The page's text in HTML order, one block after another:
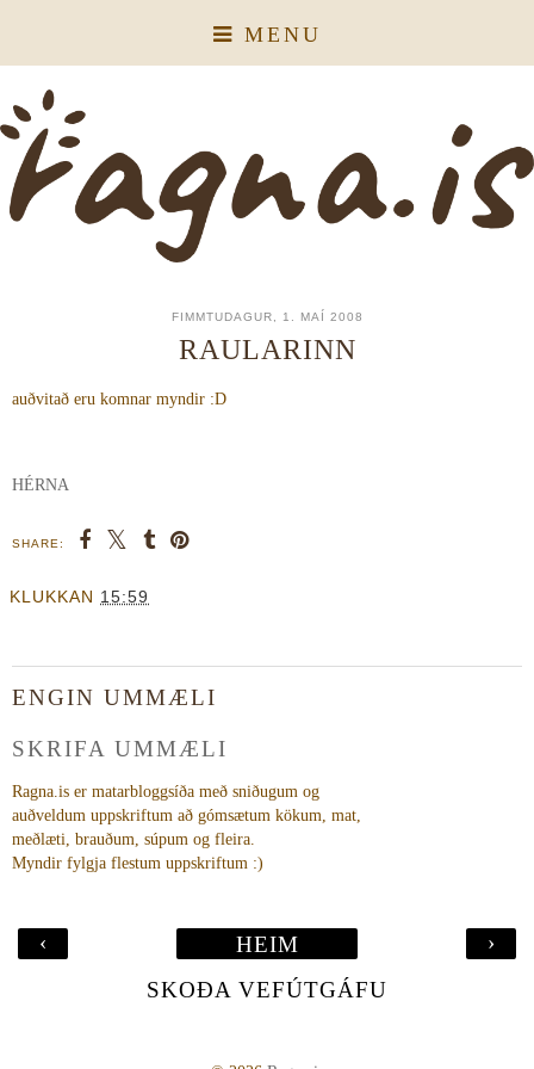
MENU
FIMMTUDAGUR, 1. MAÍ 2008
RAULARINN
auðvitað eru komnar myndir :D
HÉRNA
SHARE:
KLUKKAN 15:59
ENGIN UMMÆLI
SKRIFA UMMÆLI
Ragna.is er matarbloggsíða með sniðugum og
auðveldum uppskriftum að gómsætum kökum, mat,
meðlæti, brauðum, súpum og fleira.
Myndir fylgja flestum uppskriftum :)
‹ ›
HEIM
SKOÐA VEFÚTGÁFU